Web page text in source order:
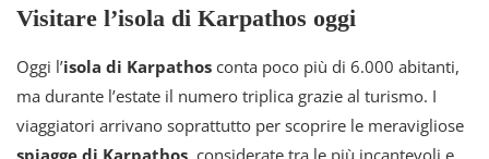
Visitare l’isola di Karpathos oggi
Oggi l’isola di Karpathos conta poco più di 6.000 abitanti,
ma durante l’estate il numero triplica grazie al turismo. I
viaggiatori arrivano soprattutto per scoprire le meravigliose
spiagge di Karpathos , considerate tra le più incantevoli e